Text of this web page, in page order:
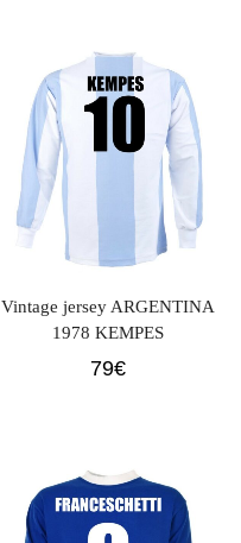
49€.
Vintage jersey ARGENTINA
1978 KEMPES
79€